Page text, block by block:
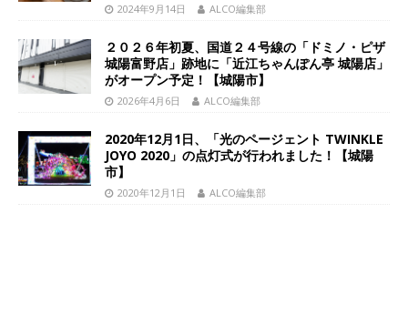
2024年9月14日 ALCO編集部
２０２６年初夏、国道２４号線の「ドミノ・ピザ
城陽富野店」跡地に「近江ちゃんぽん亭 城陽店」
がオープン予定！【城陽市】
2026年4月6日 ALCO編集部
2020年12月1日、「光のページェント TWINKLE
JOYO 2020」の点灯式が行われました！【城陽
市】
2020年12月1日 ALCO編集部